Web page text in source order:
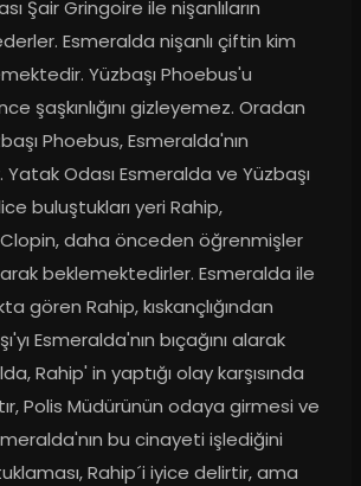
Şair Gringoire ile nişanlıların
Esmeralda nişanlı çiftin kim
Yüzbaşı Phoebus'u
şaşkınlığını gizleyemez. Oradan
Phoebus, Esmeralda'nın
Odası Esmeralda ve Yüzbaşı
buluştukları yeri Rahip,
daha önceden öğrenmişler
beklemektedirler. Esmeralda ile
gören Rahip, kıskançlığından
Esmeralda'nın bıçağını alarak
Rahip' in yaptığı olay karşısında
Polis Müdürünün odaya girmesi ve
bu cinayeti işlediğini
Rahip´i iyice delirtir, ama